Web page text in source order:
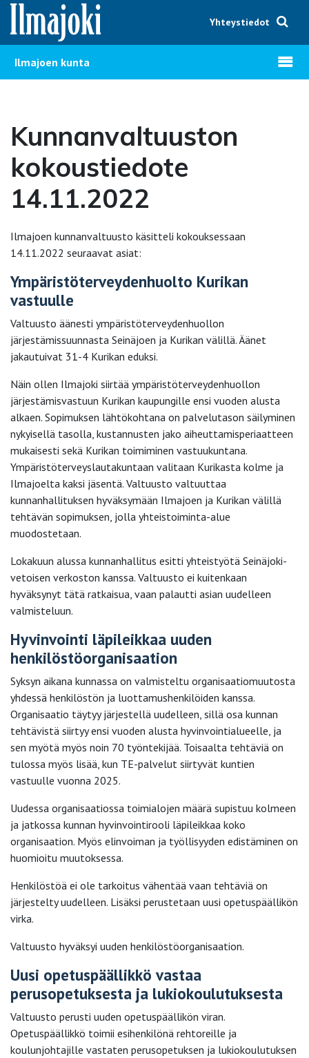
Hyppää sisältöön
Yhteystiedot
Ilmajoen kunta Avaa
Kunnanvaltuuston
kokoustiedote
14.11.2022
Ilmajoen kunnanvaltuusto käsitteli kokouksessaan
14.11.2022 seuraavat asiat:
Ympäristöterveydenhuolto Kurikan
vastuulle
Valtuusto äänesti ympäristöterveydenhuollon
järjestämissuunnasta Seinäjoen ja Kurikan välillä. Äänet
jakautuivat 31-4 Kurikan eduksi.
Näin ollen Ilmajoki siirtää ympäristöterveydenhuollon
järjestämisvastuun Kurikan kaupungille ensi vuoden alusta
alkaen. Sopimuksen lähtökohtana on palvelutason säilyminen
nykyisellä tasolla, kustannusten jako aiheuttamisperiaatteen
mukaisesti sekä Kurikan toimiminen vastuukuntana.
Ympäristöterveyslautakuntaan valitaan Kurikasta kolme ja
Ilmajoelta kaksi jäsentä. Valtuusto valtuuttaa
kunnanhallituksen hyväksymään Ilmajoen ja Kurikan välillä
tehtävän sopimuksen, jolla yhteistoiminta-alue
muodostetaan.
Lokakuun alussa kunnanhallitus esitti yhteistyötä Seinäjoki-
vetoisen verkoston kanssa. Valtuusto ei kuitenkaan
hyväksynyt tätä ratkaisua, vaan palautti asian uudelleen
valmisteluun.
Hyvinvointi läpileikkaa uuden
henkilöstöorganisaation
Syksyn aikana kunnassa on valmisteltu organisaatiomuutosta
yhdessä henkilöstön ja luottamushenkilöiden kanssa.
Organisaatio täytyy järjestellä uudelleen, sillä osa kunnan
tehtävistä siirtyy ensi vuoden alusta hyvinvointialueelle, ja
sen myötä myös noin 70 työntekijää. Toisaalta tehtäviä on
tulossa myös lisää, kun TE-palvelut siirtyvät kuntien
vastuulle vuonna 2025.
Uudessa organisaatiossa toimialojen määrä supistuu kolmeen
ja jatkossa kunnan hyvinvointirooli läpileikkaa koko
organisaation. Myös elinvoiman ja työllisyyden edistäminen on
huomioitu muutoksessa.
Henkilöstöä ei ole tarkoitus vähentää vaan tehtäviä on
järjestelty uudelleen. Lisäksi perustetaan uusi opetuspäällikön
virka.
Valtuusto hyväksyi uuden henkilöstöorganisaation.
Uusi opetuspäällikkö vastaa
perusopetuksesta ja lukiokoulutuksesta
Valtuusto perusti uuden opetuspäällikön viran.
Opetuspäällikkö toimii esihenkilönä rehtoreille ja
koulunjohtajille vastaten perusopetuksen ja lukiokoulutuksen